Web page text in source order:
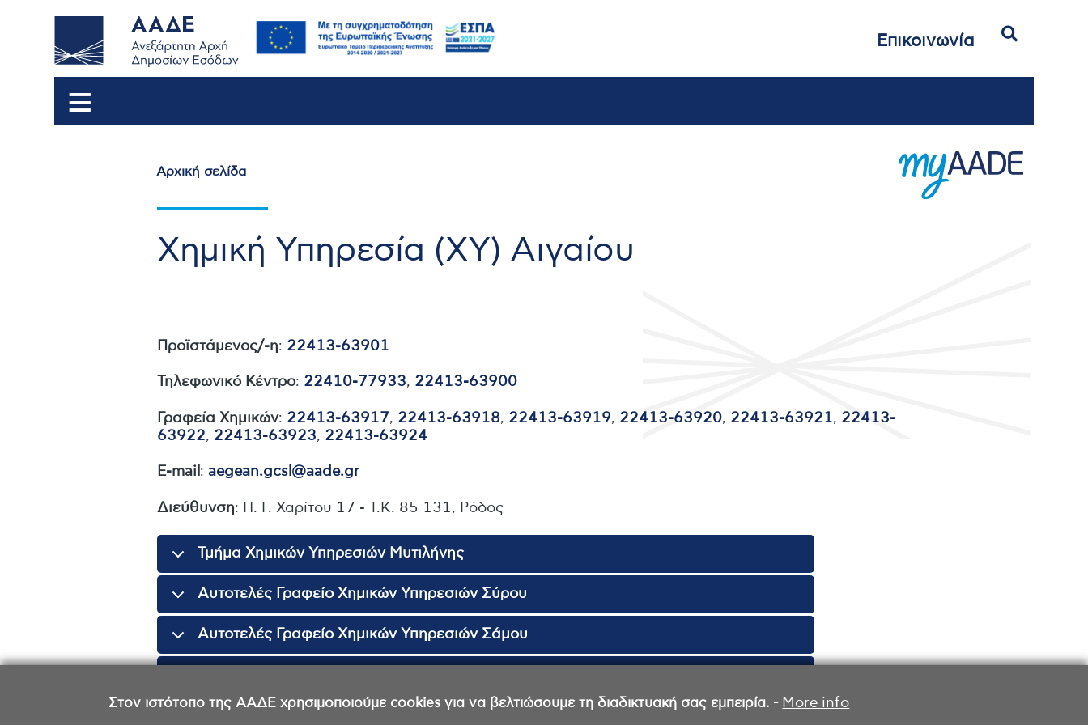
Στον ιστότοπο της ΑΑΔΕ χρησιμοποιούμε cookies για να βελτιώσουμε τη διαδικτυακή σας εμπειρία. - More info
Επικοινωνία
Αρχική σελίδα
Χημική Υπηρεσία (ΧΥ) Αιγαίου
Προϊστάμενος/-η: 22413-63901
Τηλεφωνικό Κέντρο: 22410-77933, 22413-63900
Γραφεία Χημικών: 22413-63917, 22413-63918, 22413-63919, 22413-63920, 22413-63921, 22413-
63922, 22413-63923, 22413-63924
E-mail :aegean.gcsl@aade.gr
Διεύθυνση: Π. Γ. Χαρίτου 17 - Τ.Κ. 85 131, Ρόδος
Τμήμα Χημικών Υπηρεσιών Μυτιλήνης
Αυτοτελές Γραφείο Χημικών Υπηρεσιών Σύρου
Αυτοτελές Γραφείο Χημικών Υπηρεσιών Σάμου